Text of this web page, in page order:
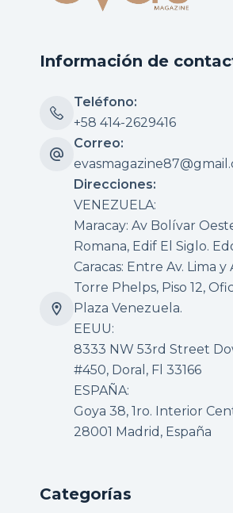
Información de
Teléfono:
+58 414-2629416
Correo:
Direcciones:
VENEZUELA:
Maracay: Av Bolívar
Romana, Edif El Siglo.
Caracas: Entre Av. Lima y
Torre Phelps, Piso 12,
Plaza Venezuela.
EEUU:
8333 NW 53rd Street
#450, Doral, Fl 33166
ESPAÑA:
Goya 38, 1ro. Interior
28001 Madrid, España
Categorías